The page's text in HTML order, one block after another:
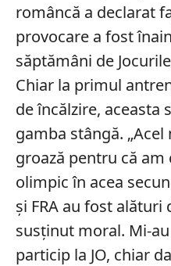
româncă a declarat
provocare a fost
săptămâni de
Chiar la primul
de încălzire, aceasta
gamba stângă.
groază pentru că am
olimpic în acea
și FRA au fost alături
susținut moral. Mi-
particip la JO, chiar